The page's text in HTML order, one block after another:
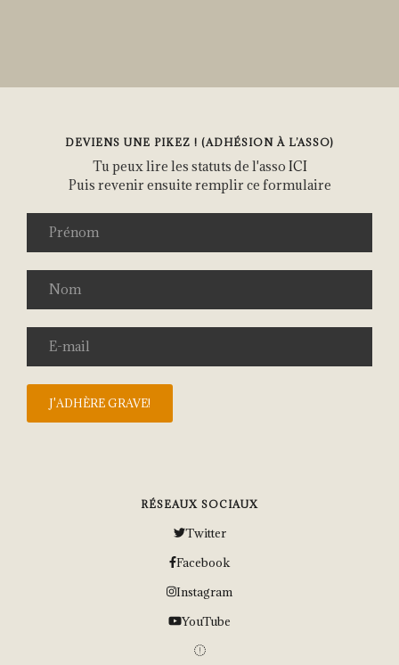
DEVIENS UNE PIKEZ ! (ADHÉSION À L’ASSO)
Tu peux lire les statuts de l'asso ICI
Puis revenir ensuite remplir ce formulaire
RÉSEAUX SOCIAUX
Twitter
Facebook
Instagram
YouTube